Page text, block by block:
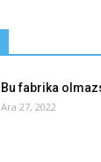
Bu fabrika
Ara 27, 2022